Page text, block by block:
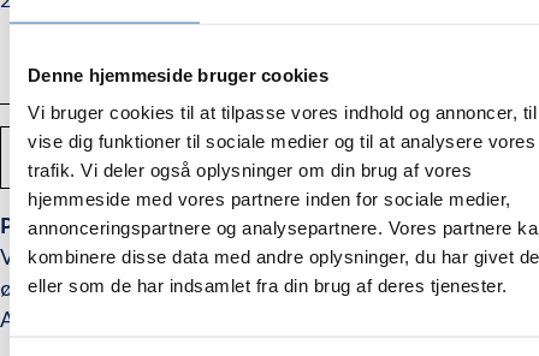
Denne hjemmeside bruger cookies
Vi bruger cookies til at tilpasse vores indhold og annoncer,
vise dig funktioner til sociale medier og til at analysere vores
trafik. Vi deler også oplysninger om din brug af vores
hjemmeside med vores partnere inden for sociale medier,
annonceringspartnere og analysepartnere. Vores partnere
kombinere disse data med andre oplysninger, du har givet
eller som de har indsamlet fra din brug af deres tjenester.
kr.
Antal
Mindsk
mængden
af
holder,
pakning
5
Forstør
mængden
af
Mundbind
holder,
pakning
5
Praktisk holder til mundbind
Velegnet ved stort hår, brug af caps og aflastning for
ørerne.
Assorteret farver, hvid, grøn, blå, lavendel, og pink.